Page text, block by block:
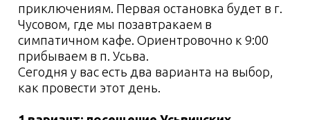
«украшений» – сталактиты, сталагмиты,
сталагнаты, натечная кора на стенах и полу,
кальцитовые гребешки. В некоторых гротах
встречается большое скопление
мондмильха, который еще называют
«лунным» или «пещерным молоком». Он
представляет собой белую известковую
массу и придает подземному пейзажу